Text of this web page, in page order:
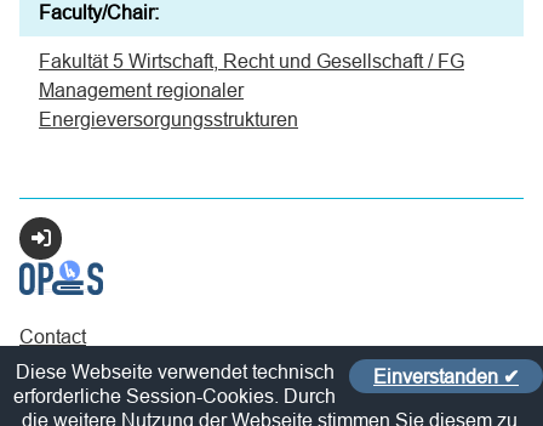
Faculty/Chair:
Fakultät 5 Wirtschaft, Recht und Gesellschaft / FG
Management regionaler
Energieversorgungsstrukturen
Login
Contact
Policy
Imprint / Privacy Policy
Einverstanden ✔
Diese Webseite verwendet technisch
erforderliche Session-Cookies. Durch
die weitere Nutzung der Webseite stimmen Sie diesem zu.